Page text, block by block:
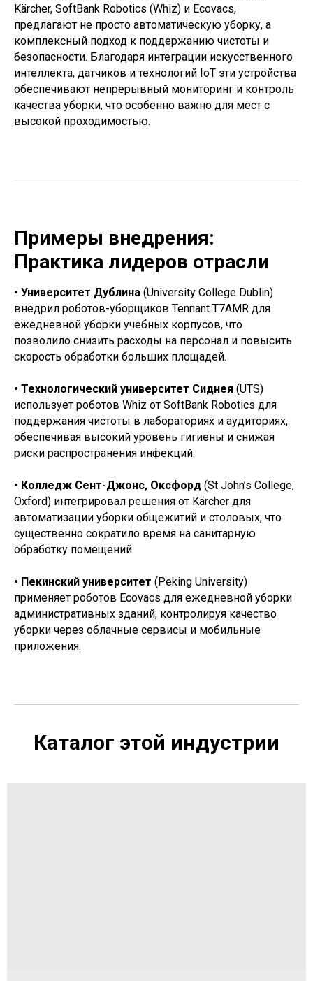
Kärcher, SoftBank Robotics (Whiz) и Ecovacs,
предлагают не просто автоматическую уборку, а
комплексный подход к поддержанию чистоты и
безопасности. Благодаря интеграции искусственного
интеллекта, датчиков и технологий IoT эти устройства
обеспечивают непрерывный мониторинг и контроль
качества уборки, что особенно важно для мест с
высокой проходимостью.
Примеры внедрения:
Практика лидеров отрасли
• Университет Дублина (University College Dublin)
внедрил роботов-уборщиков Tennant T7AMR для
ежедневной уборки учебных корпусов, что
позволило снизить расходы на персонал и повысить
скорость обработки больших площадей.
• Технологический университет Сиднея (UTS)
использует роботов Whiz от SoftBank Robotics для
поддержания чистоты в лабораториях и аудиториях,
обеспечивая высокий уровень гигиены и снижая
риски распространения инфекций.
• Колледж Сент-Джонс, Оксфорд (St John’s College,
Oxford) интегрировал решения от Kärcher для
автоматизации уборки общежитий и столовых, что
существенно сократило время на санитарную
обработку помещений.
• Пекинский университет (Peking University)
применяет роботов Ecovacs для ежедневной уборки
административных зданий, контролируя качество
уборки через облачные сервисы и мобильные
приложения.
Каталог этой индустрии